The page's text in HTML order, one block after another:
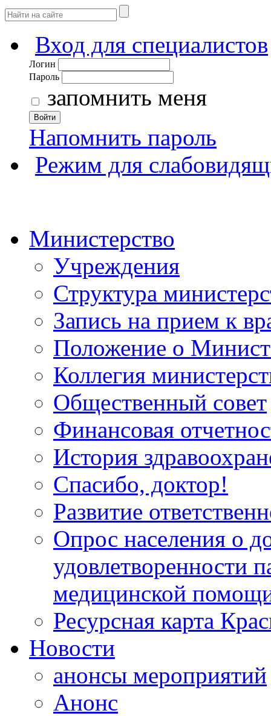
Вход для специалистов
Логин
Пароль
запомнить меня
Войти
Напомнить пароль
Режим для
Министерство
Учреждения
Структура
Запись на прием к
Положение о
Коллегия
Общественный совет
Финансовая
История
Спасибо, доктор!
Развитие
Опрос населения о
удовлетворенности
медицинской
Ресурсная карта
Новости
анонсы мероприятий
Анонс